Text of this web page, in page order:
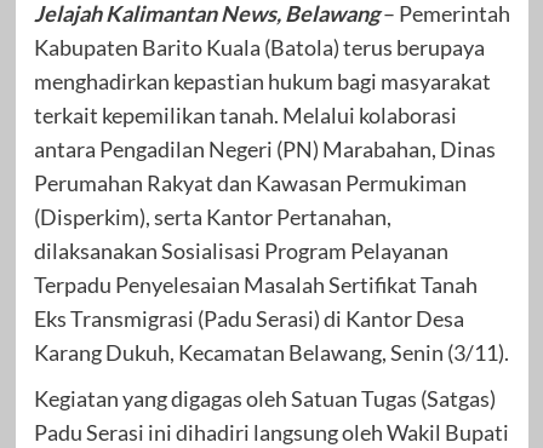
Jelajah Kalimantan News, Belawang– Pemerintah
Kabupaten Barito Kuala (Batola) terus berupaya
menghadirkan kepastian hukum bagi masyarakat
terkait kepemilikan tanah. Melalui kolaborasi
antara Pengadilan Negeri (PN) Marabahan, Dinas
Perumahan Rakyat dan Kawasan Permukiman
(Disperkim), serta Kantor Pertanahan,
dilaksanakan Sosialisasi Program Pelayanan
Terpadu Penyelesaian Masalah Sertifikat Tanah
Eks Transmigrasi (Padu Serasi) di Kantor Desa
Karang Dukuh, Kecamatan Belawang, Senin (3/11).
Kegiatan yang digagas oleh Satuan Tugas (Satgas)
Padu Serasi ini dihadiri langsung oleh Wakil Bupati